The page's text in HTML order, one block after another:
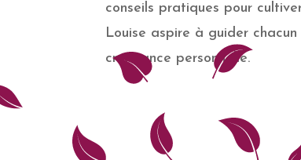
conseils pratiques pour
Louise aspire à guider
croissance personnelle.